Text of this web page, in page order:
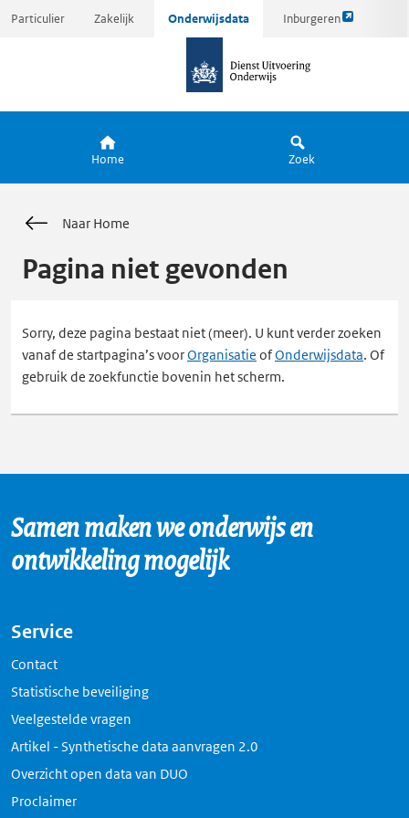
Ga
Particulier Zakelijk Onderwijsdata Inburgeren
Link
pagina
de
Home Zoek
Naar Home
Pagina niet gevonden
Sorry, deze pagina bestaat niet (meer). U kunt verder zoeken
vanaf de startpagina’s voorOrganisatie ofOnderwijsdata. Of
gebruik de zoekfunctie bovenin het scherm.
Samen maken we onderwijs en
ontwikkeling mogelijk
Service
Contact
Statistische beveiliging
Veelgestelde vragen
Artikel - Synthetische data aanvragen 2.0
Overzicht open data van DUO
Proclaimer